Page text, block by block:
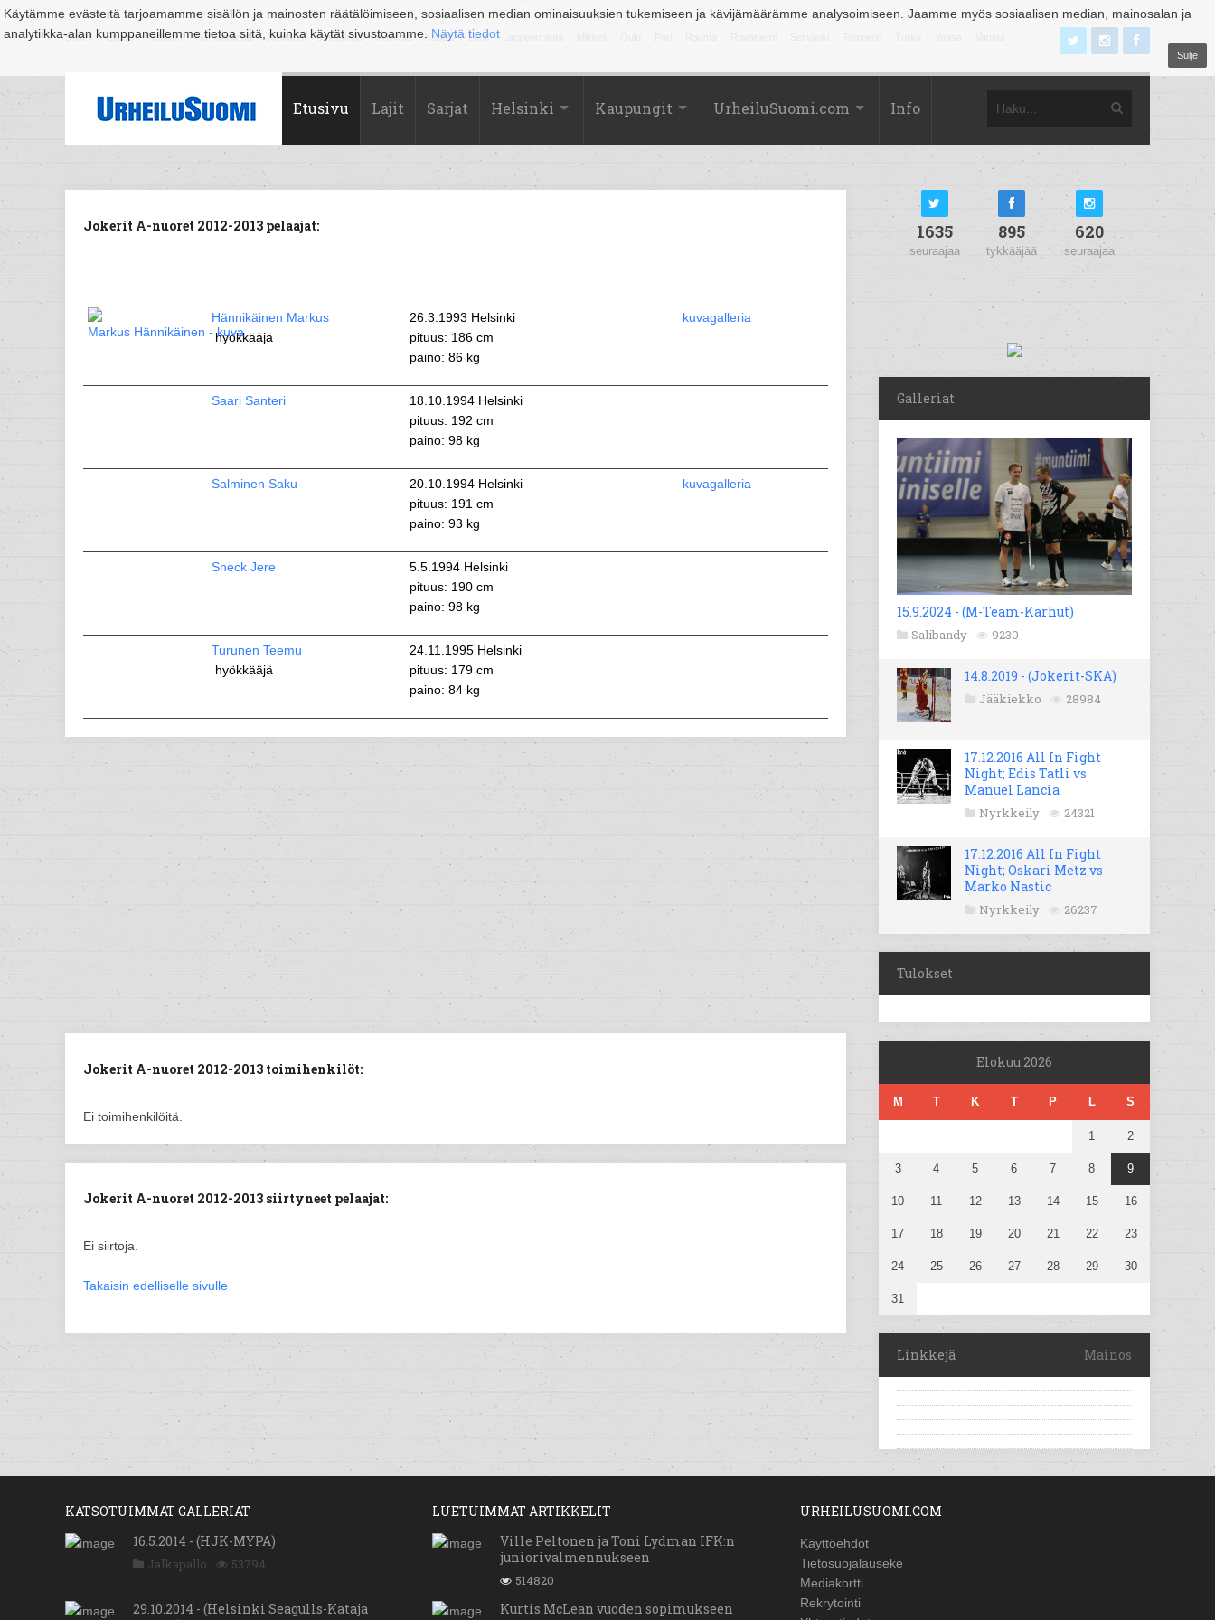
Käytämme evästeitä tarjoamamme sisällön ja mainosten räätälöimiseen, sosiaalisen median ominaisuuksien tukemiseen ja kävijämäärämme analysoimiseen. Jaamme myös sosiaalisen median, mainosalan ja
analytiikka-alan kumppaneillemme tietoa siitä, kuinka käytät sivustoamme. Näytä tiedot
Sulje
Suomi Espoo Helsinki Hämeenlinna Joensuu Jyväskylä Kouvola Kuopio Lahti
Etusivu Lajit Sarjat Helsinki Kaupungit UrheiluSuomi.com Info
Jokerit A-nuoret 2012-2013 pelaajat:
Hännikäinen Markus
hyökkääjä
26.3.1993 Helsinki
pituus: 186 cm
paino: 86 kg
kuvagalleria
Saari Santeri
18.10.1994 Helsinki
pituus: 192 cm
paino: 98 kg
Salminen Saku
20.10.1994 Helsinki
pituus: 191 cm
paino: 93 kg
kuvagalleria
Sneck Jere
5.5.1994 Helsinki
pituus: 190 cm
paino: 98 kg
Turunen Teemu
hyökkääjä
24.11.1995 Helsinki
pituus: 179 cm
paino: 84 kg
Jokerit A-nuoret 2012-2013 toimihenkilöt:
Ei toimihenkilöitä.
Jokerit A-nuoret 2012-2013 siirtyneet pelaajat:
Ei siirtoja.
Takaisin edelliselle sivulle
1635
seuraajaa
895
tykkääjää
620
seuraajaa
Galleriat
15.9.2024 - (M-Team-Karhut)
Salibandy 9230
14.8.2019 - (Jokerit-SKA)
Jääkiekko 28984
17.12.2016 All In Fight
Night; Edis Tatli vs
Manuel Lancia
Nyrkkeily 24321
17.12.2016 All In Fight
Night; Oskari Metz vs
Marko Nastic
Nyrkkeily 26237
Tulokset
Elokuu 2026
M T K T P L S
1 2
3 4 5 6 7 8 9
10 11 12 13 14 15 16
17 18 19 20 21 22 23
24 25 26 27 28 29 30
31
Linkkejä Mainos
KATSOTUIMMAT GALLERIAT
16.5.2014 - (HJK-MYPA)
Jalkapallo 53794
29.10.2014 - (Helsinki Seagulls-Kataja
LUETUIMMAT ARTIKKELIT
Ville Peltonen ja Toni Lydman IFK:n
juniorivalmennukseen
514820
Kurtis McLean vuoden sopimukseen
URHEILUSUOMI.COM
Käyttöehdot
Tietosuojalauseke
Mediakortti
Rekrytointi